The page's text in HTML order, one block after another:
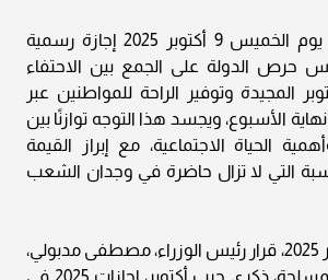
قرار الحكومة بمنح يوم الخميس 9 أكتوبر 2025 إجازة رسمية
حرص الدولة على الجمع بين الاحتفاء
المجيدة وتوفير الراحة للمواطنين عبر
الأسبوع، ويجسد هذا التوجه توازنًا بين
الحياة الاجتماعية، مع إبراز القيمة
التي لا تزال حاضرة في وجدان الشعب
إجازة رسمية 9 أكتوبر 2025، قرار رئيس الوزراء، مصطفى مدبولي،
إجازة عيد القوات المسلحة، ذكرى حرب أكتوبر، إجازات 2025 في